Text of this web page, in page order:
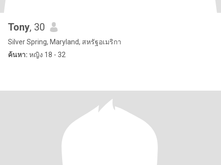
Tony, 30
Silver Spring, Maryland, สหรัฐอเมริกา
ค้นหา: หญิง 18 - 32